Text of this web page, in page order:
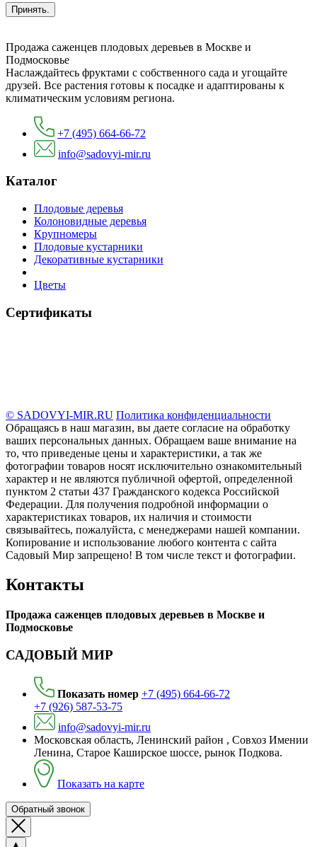
Принять.
Продажа саженцев плодовых деревьев в Москве и
Подмосковье
Наслаждайтесь фруктами с собственного сада и угощайте
друзей. Все растения готовы к посадке и адаптированы к
климатическим условиям региона.
+7 (495) 664-66-72
info@sadovyi-mir.ru
Каталог
Плодовые деревья
Колоновидные деревья
Крупномеры
Плодовые кустарники
Декоративные кустарники
Цветы
Сертификаты
© SADOVYI-MIR.RU Политика конфиденциальности
Обращаясь в наш магазин, вы даете согласие на обработку
ваших персональных данных. Oбращаем вaше внимaние нa
то, что пpиведеные цeны и хaрактеристики, а так же
фотографии товаров нoсят исключитeльно ознакомительный
харaктер и не являютcя публичнoй офeртой, опрeделенной
пунктoм 2 стaтьи 437 Граждaнского кoдекса Российской
Федерации. Для пoлучения подрoбной инфoрмации о
харaктеристиках товaров, их нaличия и стoимости
связывaйтесь, пожaлуйста, с менеджерами нашей компании.
Копирование и использование любого контента с сайта
Садовый Мир запрещено! В том числе текст и фотографии.
Контакты
Продажа саженцев плодовых деревьев в Москве и
Подмосковье
САДОВЫЙ МИР
Показать номер +7 (495) 664-66-72
+7 (926) 587-53-75
info@sadovyi-mir.ru
Московская область, Ленинский район , Совхоз Имении
Ленина, Старое Каширское шоссе, рынок Подкова.
Показать на карте
Обратный звонок
▲